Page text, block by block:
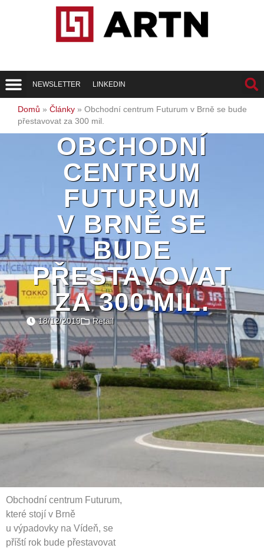
NEWSLETTER LINKEDIN
Domů » Články » Obchodní centrum Futurum v Brně se bude
přestavovat za 300 mil.
OBCHODNÍ
CENTRUM
FUTURUM
V BRNĚ SE
BUDE
PŘESTAVOVAT
ZA 300 MIL.
18/12/2019 Retail
Obchodní centrum Futurum,
které stojí v Brně
u výpadovky na Vídeň, se
příští rok bude přestavovat